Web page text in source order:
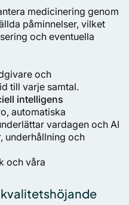
medicinering genom
påminnelser, vilket
och eventuella
och
till varje samtal.
intelligens
automatiska
vardagen och AI
underhållning och
och våra